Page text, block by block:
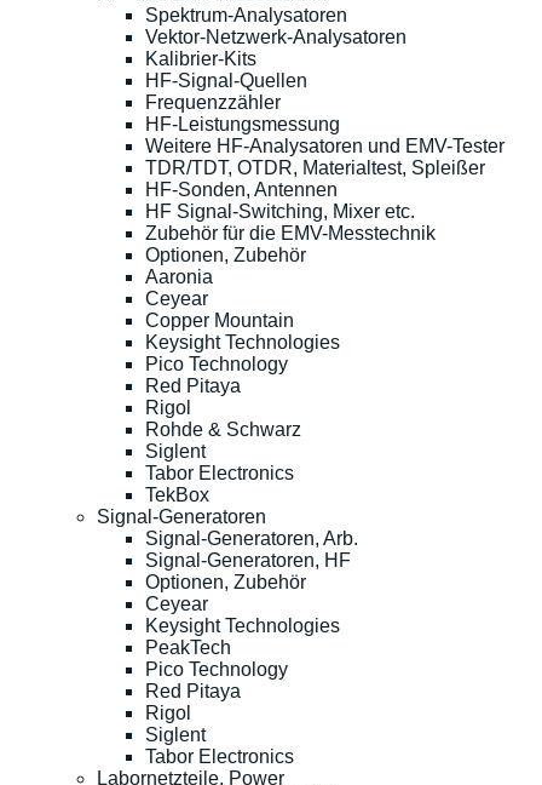
Spektrum-Analysatoren
Vektor-Netzwerk-Analysatoren
Kalibrier-Kits
HF-Signal-Quellen
Frequenzzähler
HF-Leistungsmessung
Weitere HF-Analysatoren und EMV-Tester
TDR/TDT, OTDR, Materialtest, Spleißer
HF-Sonden, Antennen
HF Signal-Switching, Mixer etc.
Zubehör für die EMV-Messtechnik
Optionen, Zubehör
Aaronia
Ceyear
Copper Mountain
Keysight Technologies
Pico Technology
Red Pitaya
Rigol
Rohde & Schwarz
Siglent
Tabor Electronics
TekBox
Signal-Generatoren
Signal-Generatoren, Arb.
Signal-Generatoren, HF
Optionen, Zubehör
Ceyear
Keysight Technologies
PeakTech
Pico Technology
Red Pitaya
Rigol
Siglent
Tabor Electronics
Labornetzteile, Power